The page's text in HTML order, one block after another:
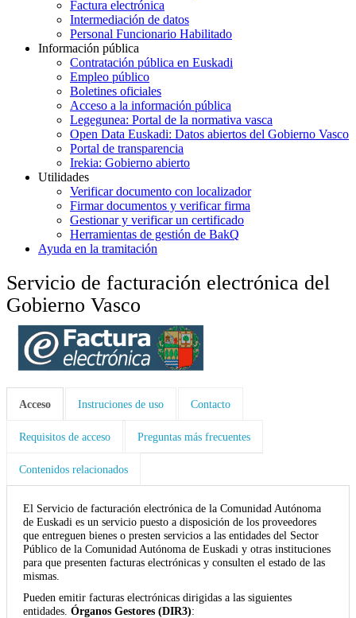
Factura electrónica
Intermediación de datos
Personal Funcionario Habilitado
Información pública
Contratación pública en Euskadi
Empleo público
Boletines oficiales
Acceso a la información pública
Legegunea: Portal de la normativa vasca
Open Data Euskadi: Datos abiertos del Gobierno Vasco
Portal de transparencia
Irekia: Gobierno abierto
Utilidades
Verificar documento con localizador
Firmar documentos y verificar firma
Gestionar y verificar un certificado
Herramientas de gestión de BakQ
Ayuda en la tramitación
Servicio de facturación electrónica del
Gobierno Vasco
Acceso Instruciones de uso Contacto
Requisitos de acceso Preguntas más frecuentes
Contenidos relacionados
El Servicio de facturación electrónica de la Comunidad Autónoma
de Euskadi es un servicio puesto a disposición de los proveedores
que entreguen bienes o presten servicios a las entidades del Sector
Público de la Comunidad Autónoma de Euskadi y otras instituciones
para que presenten facturas electrónicas y consulten el estado de las
mismas.
Pueden emitir facturas electrónicas dirigidas a las siguientes
entidades. Órganos Gestores (DIR3):